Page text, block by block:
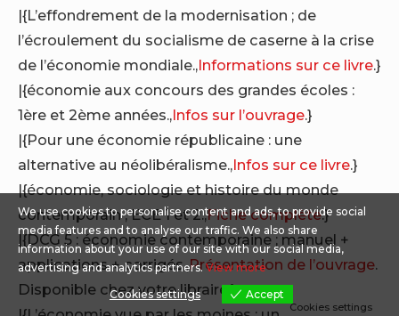
|{L’effondrement de la modernisation ; de
l’écroulement du socialisme de caserne à la crise
de l’économie mondiale.,Informations sur ce livre.}
|{économie aux concours des grandes écoles :
1ère et 2ème années.,Infos sur l’ouvrage.}
|{Pour une économie républicaine : une
alternative au néolibéralisme.,Infos sur ce livre.}
|{économie, sociologie et histoire du monde
contemporain ; ECE 1 et 2.,Fiche complète.}
|{DCG 5 : économie contemporaine ; manuel +
applications + corrigés.,Présentation de l’ouvrage.
Disponible chez votre libraire.}
We use cookies to personalise content and ads, to provide social
media features and to analyse our traffic. We also share
information about your use of our site with our social media,
advertising and analytics partners.View more
Cookies settings
Accept
Cookies settings